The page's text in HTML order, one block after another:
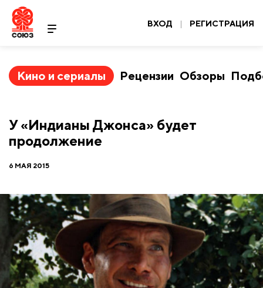
ВХОД | РЕГИСТРАЦИЯ
Кино и сериалы Рецензии Обзоры
У «Индианы Джонса» будет
продолжение
6 МАЯ 2015